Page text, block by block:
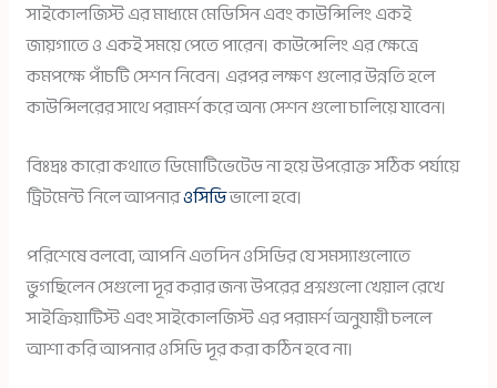
সাইকোলজিস্ট এর মাধ্যমে মেডিসিন এবং কাউন্সিলিং একই
জায়গাতে ও একই সময়ে পেতে পারেন। কাউন্সেলিং এর ক্ষেত্রে
কমপক্ষে পাঁচটি সেশন নিবেন। এরপর লক্ষণ গুলোর উন্নতি হলে
কাউন্সিলরের সাথে পরামর্শ করে অন্য সেশন গুলো চালিয়ে যাবেন।
বিঃদ্রঃ কারো কথাতে ডিমোটিভেটেড না হয়ে উপরোক্ত সঠিক পর্যায়ে
ট্রিটমেন্ট নিলে আপনারওসিডিভালো হবে।
পরিশেষে বলবো, আপনি এতদিন ওসিডির যে সমস্যাগুলোতে
ভুগছিলেন সেগুলো দূর করার জন্য উপরের প্রশ্নগুলো খেয়াল রেখে
সাইক্রিয়াটিস্ট এবং সাইকোলজিস্ট এর পরামর্শ অনুযায়ী চললে
আশা করি আপনার ওসিডি দূর করা কঠিন হবে না।